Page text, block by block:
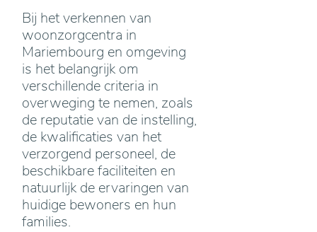
Bij het verkennen van
woonzorgcentra in
Mariembourg en omgeving
is het belangrijk om
verschillende criteria in
overweging te nemen, zoals
de reputatie van de instelling,
de kwalificaties van het
verzorgend personeel, de
beschikbare faciliteiten en
natuurlijk de ervaringen van
huidige bewoners en hun
families.